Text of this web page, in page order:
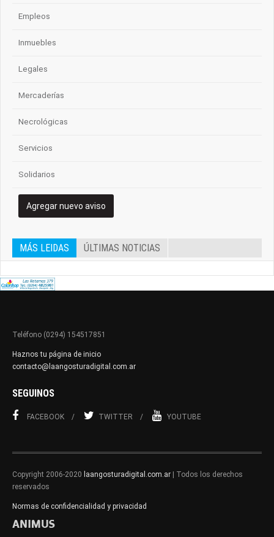
Empleos
Inmuebles
Legales
Mercaderías
Necrológicas
Servicios
Solidarios
Agregar nuevo aviso
MÁS LEIDAS ÚLTIMAS NOTICIAS
Teléfono (0294) 154517851
Haznos tu página de inicio
contacto@laangosturadigital.com.ar
SEGUINOS
FACEBOOK TWITTER YOUTUBE
Copyright 2006-2020 laangosturadigital.com.ar | Todos los derechos
reservados
Normas de confidencialidad y privacidad